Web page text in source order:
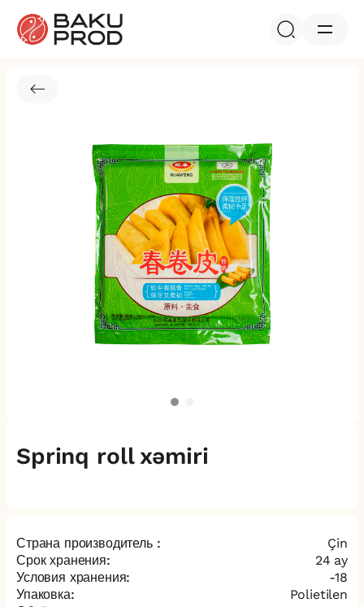
Sprinq roll xəmiri
Страна производитель :
Çin
Срок хранения:
24 ay
Условия хранения:
-18
Упаковка:
Polietilen